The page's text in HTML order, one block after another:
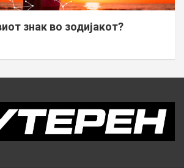
знак во зодијакот?